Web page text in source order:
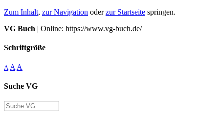
Zum Inhalt, zur Navigation oderzur Startseite springen.
VG Buch | Online: https://www.vg-buch.de/
Schriftgröße
A A A
Suche VG